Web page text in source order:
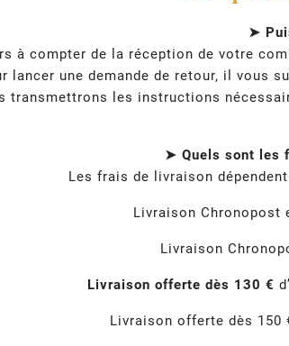
➤
à compter de la réception de votre
lancer une demande de retour, il
transmettrons les instructions
➤ Quels sont les
Les frais de livraison
Livraison Chronopost
Livraison
Livraison offerte dès 130 €
Livraison offerte dès 150